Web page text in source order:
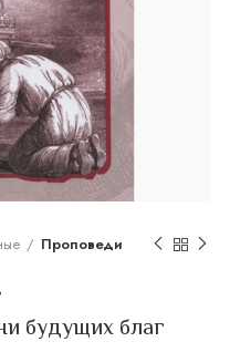
Проповеди
будущих благ